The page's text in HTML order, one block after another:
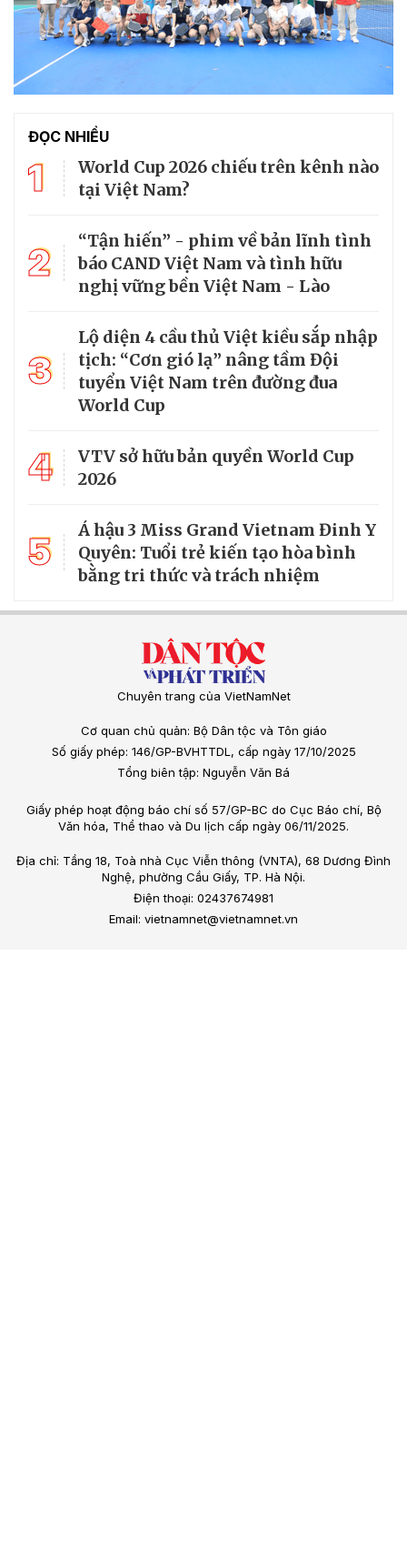
ĐỌC NHIỀU
1
World Cup 2026 chiếu trên kênh nào
tại Việt Nam?
2
“Tận hiến” - phim về bản lĩnh tình
báo CAND Việt Nam và tình hữu
nghị vững bền Việt Nam - Lào
3
Lộ diện 4 cầu thủ Việt kiều sắp nhập
tịch: “Cơn gió lạ” nâng tầm Đội
tuyển Việt Nam trên đường đua
World Cup
4
VTV sở hữu bản quyền World Cup
2026
5
Á hậu 3 Miss Grand Vietnam Đinh Y
Quyên: Tuổi trẻ kiến tạo hòa bình
bằng tri thức và trách nhiệm
Chuyên trang của VietNamNet
Cơ quan chủ quản: Bộ Dân tộc và Tôn giáo
Số giấy phép: 146/GP-BVHTTDL, cấp ngày 17/10/2025
Tổng biên tập: Nguyễn Văn Bá
Giấy phép hoạt động báo chí số 57/GP-BC do Cục Báo chí, Bộ
Văn hóa, Thể thao và Du lịch cấp ngày 06/11/2025.
Địa chỉ: Tầng 18, Toà nhà Cục Viễn thông (VNTA), 68 Dương Đình
Nghệ, phường Cầu Giấy, TP. Hà Nội.
Điện thoại: 02437674981
Email: vietnamnet@vietnamnet.vn